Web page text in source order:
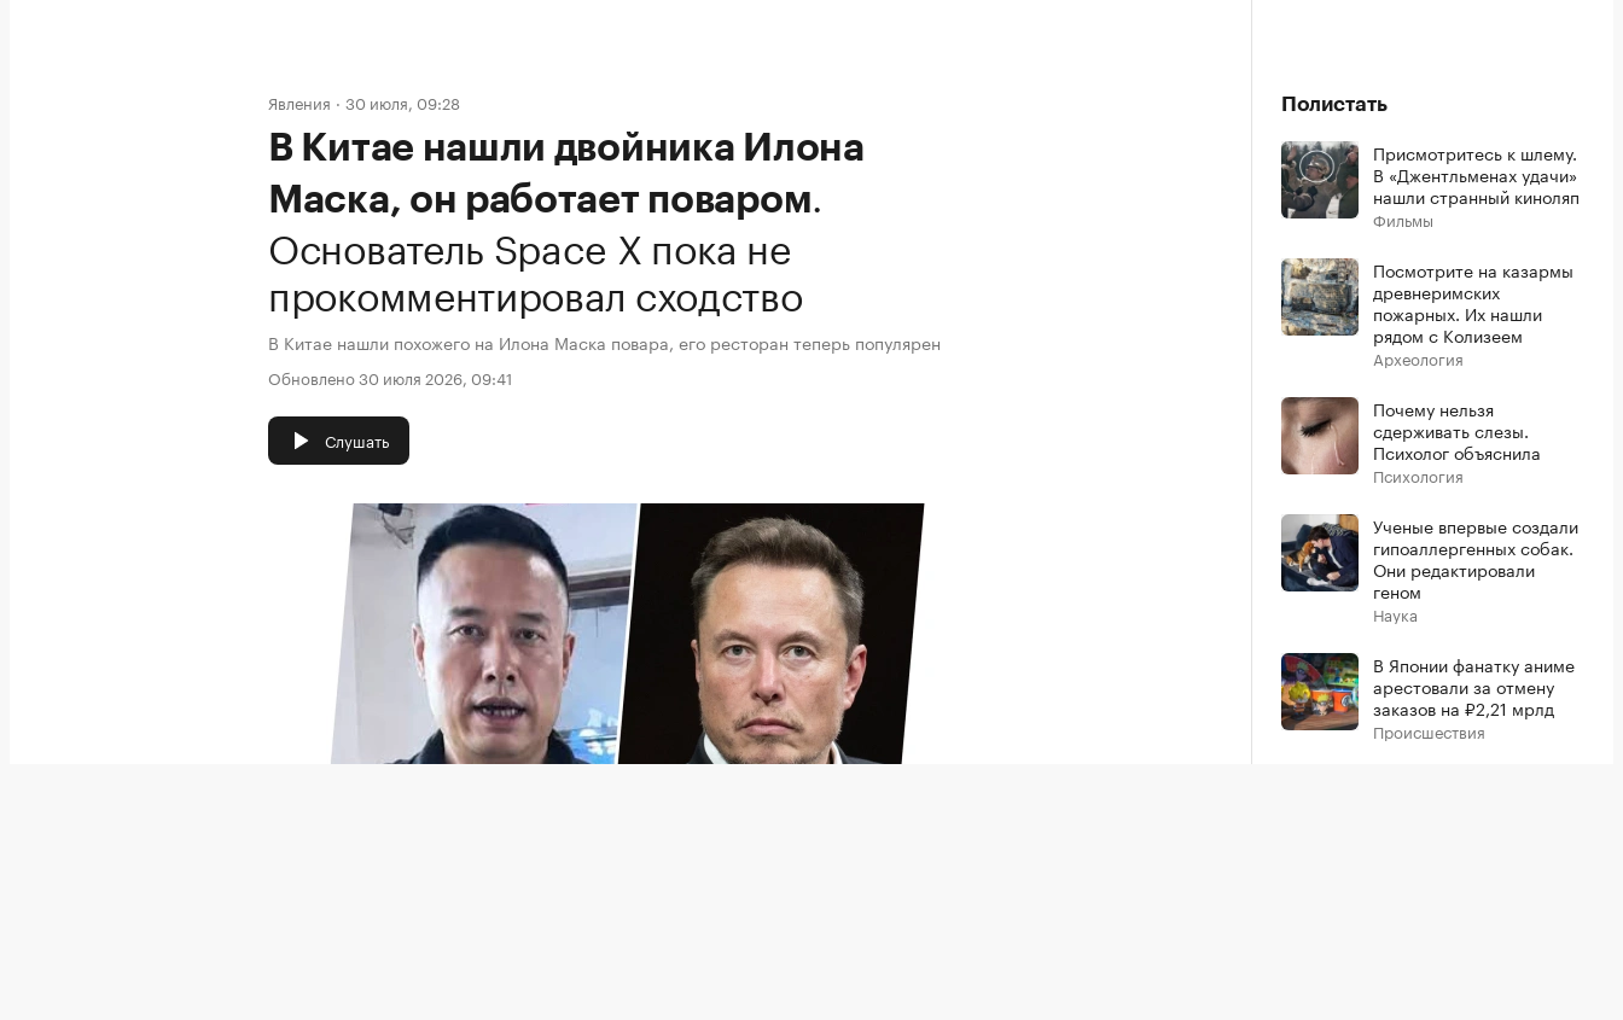
Явления 30 июля, 09:28
В Китае нашли двойника Илона
Маска, он работает поваром.
Основатель Space X пока не
прокомментировал сходство
В Китае нашли похожего на Илона Маска повара, его ресторан теперь популярен
Обновлено 30 июля 2026, 09:41
Слушать
Полистать
Присмотритесь к шлему.
В «Джентльменах удачи»
нашли странный киноляп
Фильмы
Посмотрите на казармы
древнеримских
пожарных. Их нашли
рядом с Колизеем
Археология
Почему нельзя
сдерживать слезы.
Психолог объяснила
Психология
Ученые впервые создали
гипоаллергенных собак.
Они редактировали
геном
Наука
В Японии фанатку аниме
арестовали за отмену
заказов на ₽2,21 мрлд
Происшествия